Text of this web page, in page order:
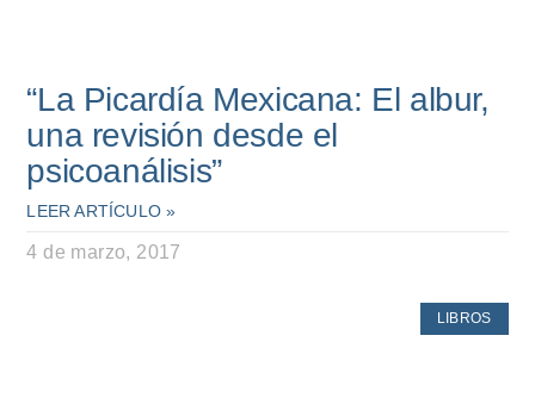
“La Picardía Mexicana: El albur,
una revisión desde el
psicoanálisis”
LEER ARTÍCULO »
4 de marzo, 2017
LIBROS